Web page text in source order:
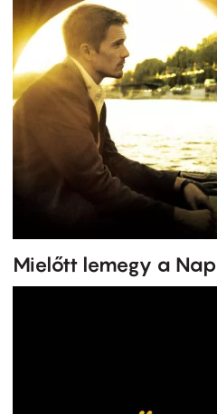
Mielőtt lemegy a Nap